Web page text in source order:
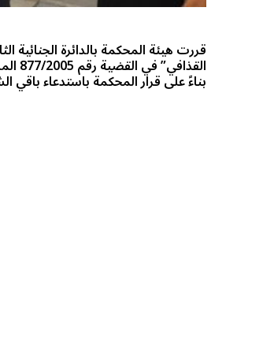
قررت هيئة المحكمة بالدائرة الجنائية
بناءً على قرار المحكمة باستدعاء